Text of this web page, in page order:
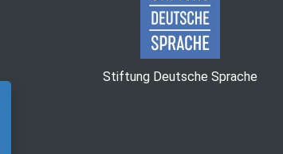
Stiftung Deutsche Sprache